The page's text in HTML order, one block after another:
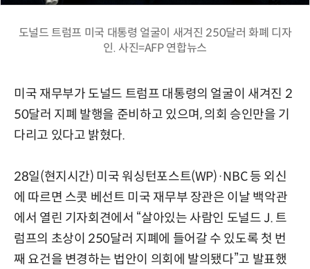
도널드 트럼프 미국 대통령 얼굴이 새겨진 250달러 화폐 디자
인. 사진=AFP 연합뉴스
미국 재무부가 도널드 트럼프 대통령의 얼굴이 새겨진 2
50달러 지폐 발행을 준비하고 있으며, 의회 승인만을 기
다리고 있다고 밝혔다.
28일(현지시간) 미국 워싱턴포스트(WP)·NBC 등 외신
에 따르면 스콧 베선트 미국 재무부 장관은 이날 백악관
에서 열린 기자회견에서 “살아있는 사람인 도널드 J. 트
럼프의 초상이 250달러 지폐에 들어갈 수 있도록 첫 번
째 요건을 변경하는 법안이 의회에 발의됐다”고 발표했